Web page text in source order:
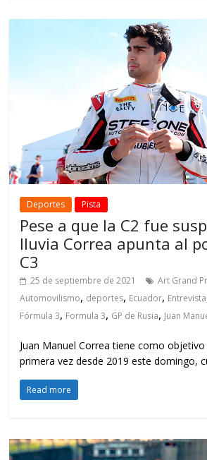
Deportes Pista
Pese a que la C2 fue
lluvia Correa apunta al
C3
25 de septiembre de 2021 Art Grand
Automovilismo, deportes, Ecuador, Entrevista
Fórmula 3, Formula 3, GP de Rusia, Juan
Juan Manuel Correa tiene como
primera vez desde 2019 este domingo,
Read more